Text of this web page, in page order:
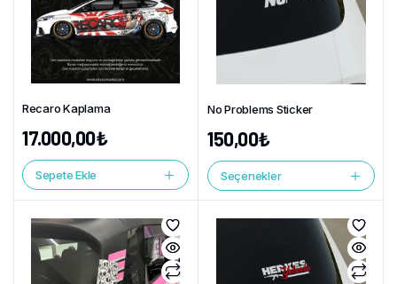
Recaro Kaplama
17.000,00₺
Sepete Ekle
No Problems Sticker
150,00₺
Seçenekler